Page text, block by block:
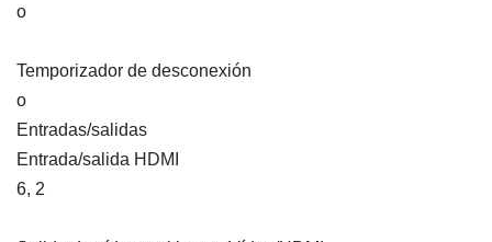
o
Temporizador de desconexión
o
Entradas/salidas
Entrada/salida HDMI
6, 2